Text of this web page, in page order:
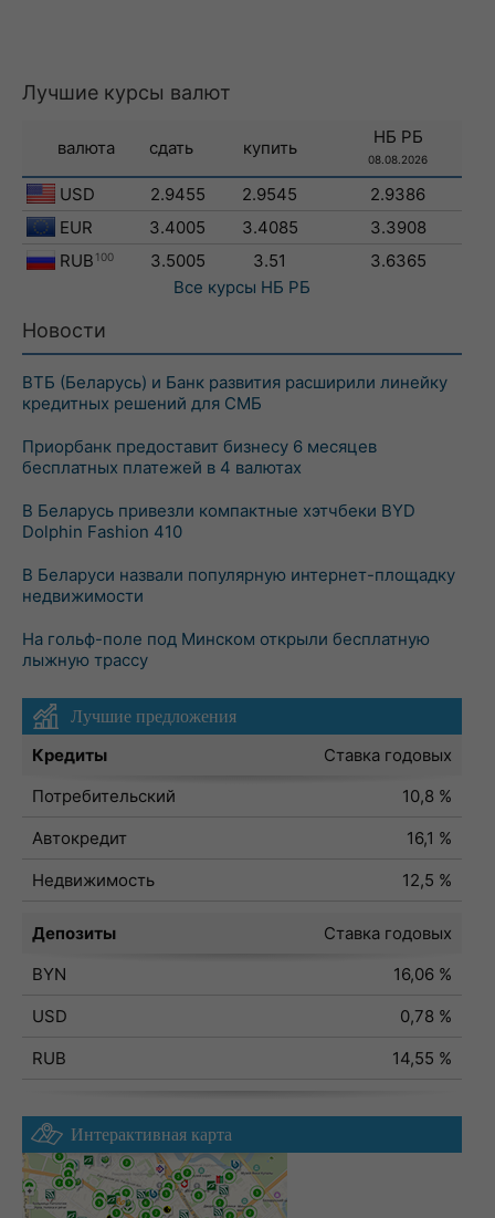
Лучшие курсы валют
валюта сдать купить
НБ РБ
08.08.2026
USD 2.9455 2.9545
2.9386
EUR
3.4005 3.4085
3.3908
RUB 100 3.5005 3.51
3.6365
Все курсы НБ РБ
Новости
ВТБ (Беларусь) и Банк развития расширили линейку
кредитных решений для СМБ
Приорбанк предоставит бизнесу 6 месяцев
бесплатных платежей в 4 валютах
В Беларусь привезли компактные хэтчбеки BYD
Dolphin Fashion 410
В Беларуси назвали популярную интернет-площадку
недвижимости
На гольф-поле под Минском открыли бесплатную
лыжную трассу
Лучшие предложения
Кредиты
Ставка годовых
Потребительский
10,8 %
Автокредит
16,1 %
Недвижимость
12,5 %
Депозиты
Ставка годовых
BYN
16,06 %
USD
0,78 %
RUB
14,55 %
Интерактивная карта